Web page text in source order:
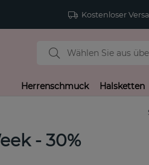
Kostenloser
Herrenschmuck Halsketten
- 30%